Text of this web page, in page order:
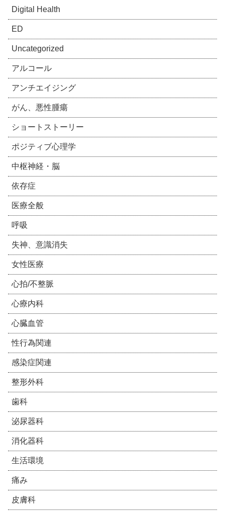
Digital Health
ED
Uncategorized
アルコール
アンチエイジング
がん、悪性腫瘍
ショートストーリー
ポジティブ心理学
中枢神経・脳
依存症
医療全般
呼吸
失神、意識消失
女性医療
心拍/不整脈
心療内科
心臓血管
性行為関連
感染症関連
整形外科
歯科
泌尿器科
消化器科
生活環境
痛み
皮膚科